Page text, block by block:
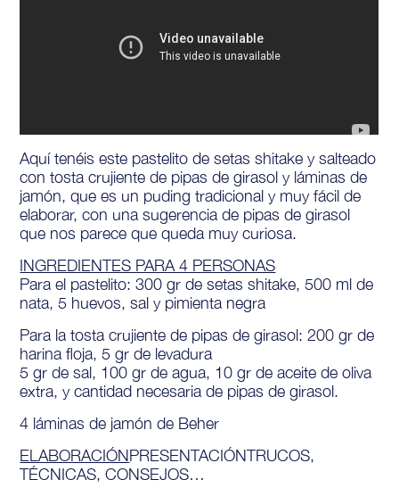
Aquí tenéis este pastelito de setas shitake y salteado
con tosta crujiente de pipas de girasol y láminas de
jamón, que es un puding tradicional y muy fácil de
elaborar, con una sugerencia de pipas de girasol
que nos parece que queda muy curiosa.
INGREDIENTES PARA 4 PERSONAS
Para el pastelito: 300 gr de setas shitake, 500 ml de
nata, 5 huevos, sal y pimienta negra
Para la tosta crujiente de pipas de girasol: 200 gr de
harina floja, 5 gr de levadura
5 gr de sal, 100 gr de agua, 10 gr de aceite de oliva
extra, y cantidad necesaria de pipas de girasol.
4 láminas de jamón de Beher
ELABORACIÓNPRESENTACIÓNTRUCOS,
TÉCNICAS, CONSEJOS…